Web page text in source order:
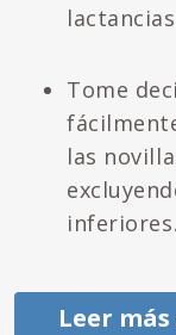
lactancias
Tome
las
inferiores.
Leer